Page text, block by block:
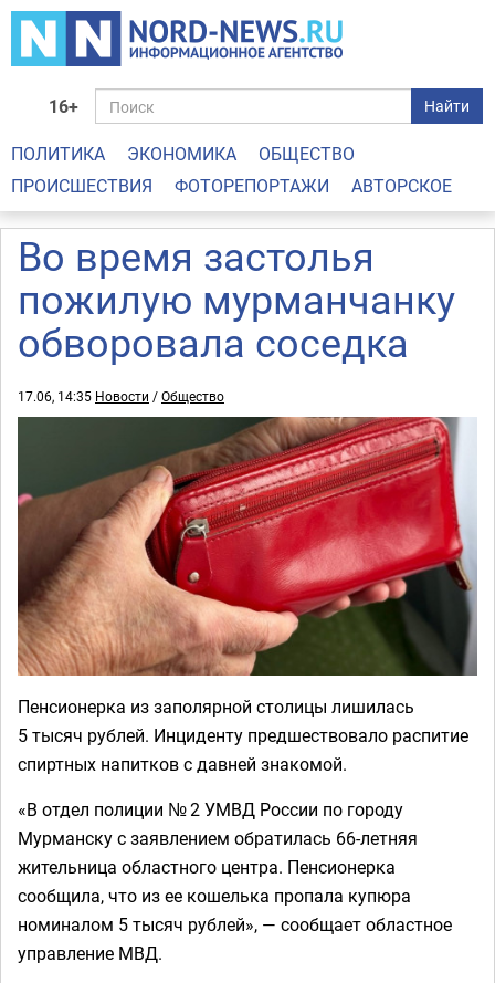
16+ Найти
ПОЛИТИКА ЭКОНОМИКА
ОБЩЕСТВО
ПРОИСШЕСТВИЯ
ФОТОРЕПОРТАЖИ АВТОРСКОЕ
Во время застолья
пожилую мурманчанку
обворовала соседка
17.06, 14:35 Новости /Общество
Пенсионерка из заполярной столицы лишилась
5 тысяч рублей. Инциденту предшествовало распитие
спиртных напитков с давней знакомой.
«В отдел полиции № 2 УМВД России по городу
Мурманску с заявлением обратилась 66-летняя
жительница областного центра. Пенсионерка
сообщила, что из ее кошелька пропала купюра
номиналом 5 тысяч рублей», — сообщает областное
управление МВД.